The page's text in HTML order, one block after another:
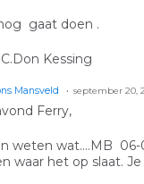
gaat doen .
Kessing
Mansveld september 20,
Ferry,
weten wat....MB 06-
waar het op slaat. Je